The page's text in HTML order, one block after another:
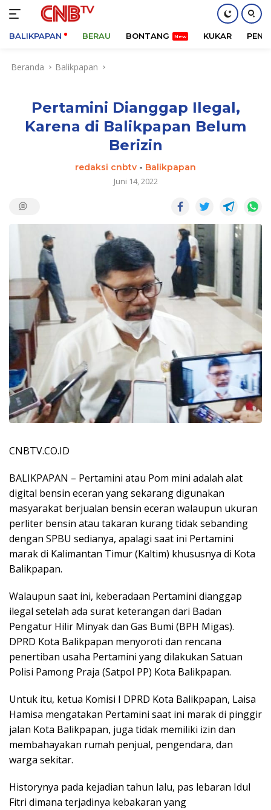
BALIKPAPAN BERAU BONTANG KUKAR
Beranda Balikpapan
Pertamini Dianggap Ilegal,
Karena di Balikpapan Belum
Berizin
redaksi cnbtv - Balikpapan
Juni 14, 2022
CNBTV.CO.ID
BALIKPAPAN – Pertamini atau Pom mini adalah alat
digital bensin eceran yang sekarang digunakan
masyarakat berjualan bensin eceran walaupun ukuran
perliter bensin atau takaran kurang tidak sebanding
dengan SPBU sedianya, apalagi saat ini Pertamini
marak di Kalimantan Timur (Kaltim) khususnya di Kota
Balikpapan.
Walaupun saat ini, keberadaan Pertamini dianggap
ilegal setelah ada surat keterangan dari Badan
Pengatur Hilir Minyak dan Gas Bumi (BPH Migas).
DPRD Kota Balikpapan menyoroti dan rencana
penertiban usaha Pertamini yang dilakukan Satuan
Polisi Pamong Praja (Satpol PP) Kota Balikpapan.
Untuk itu, ketua Komisi I DPRD Kota Balikpapan, Laisa
Hamisa mengatakan Pertamini saat ini marak di pinggir
jalan Kota Balikpapan, juga tidak memiliki izin dan
membahayakan rumah penjual, pengendara, dan
warga sekitar.
Historynya pada kejadian tahun lalu, pas lebaran Idul
Fitri dimana terjadinya kebakaran yang